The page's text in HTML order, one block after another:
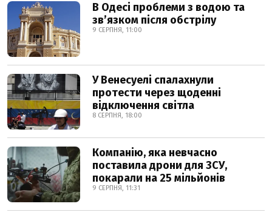
В Одесі проблеми з водою та
звʼязком після обстрілу
9 СЕРПНЯ, 11:00
У Венесуелі спалахнули
протести через щоденні
відключення світла
8 СЕРПНЯ, 18:00
Компанію, яка невчасно
поставила дрони для ЗСУ,
покарали на 25 мільйонів
9 СЕРПНЯ, 11:31